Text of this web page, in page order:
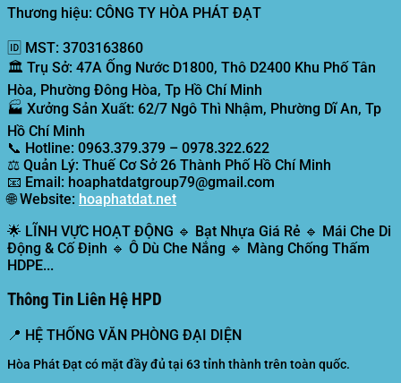
Thương hiệu: CÔNG TY HÒA PHÁT ĐẠT
🆔 MST: 3703163860
🏛️ Trụ Sở: 47A Ống Nước D1800, Thô D2400 Khu Phố Tân
Hòa, Phường Đông Hòa, Tp Hồ Chí Minh
🏭 Xưởng Sản Xuất: 62/7 Ngô Thì Nhậm, Phường Dĩ An, Tp
Hồ Chí Minh
📞 Hotline: 0963.379.379 – 0978.322.622
⚖️ Quản Lý: Thuế Cơ Sở 26 Thành Phố Hồ Chí Minh
📧 Email: hoaphatdatgroup79@gmail.com
🌐Website: hoaphatdat.net
🌟 LĨNH VỰC HOẠT ĐỘNG 🔹 Bạt Nhựa Giá Rẻ 🔹 Mái Che Di
Động & Cố Định 🔹 Ô Dù Che Nắng 🔹 Màng Chống Thấm
HDPE...
Thông Tin Liên Hệ HPD
📍 HỆ THỐNG VĂN PHÒNG ĐẠI DIỆN
Hòa Phát Đạt có mặt đầy đủ tại 63 tỉnh thành trên toàn quốc.